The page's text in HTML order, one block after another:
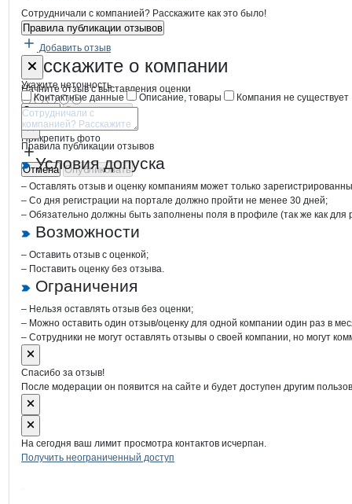
Сотрудничали с компанией? Расскажите как это было!
Правила публикации отзывов
Добавить отзыв
Расскажите о компании
Начните отзыв с выставления оценки
Прикрепить фото
Отмена Опубликовать
Форма обратной связи о
Укажите неточность
Контактные данные
Описание, товары Компания не существует
Отмена Опубликовать
Правила публикации отзывов
Условия допуска
– Оставлять отзыв и оценку компаниям может только
– Со дня регистрации на портале должно пройти не менее 30 дней;
– Обязательно должны быть заполнены поля в профиле (так же как
Возможности
– Оставить отзыв с оценкой;
– Поставить оценку без отзыва.
Ограничения
– Нельзя оставлять отзыв без оценки;
– Можно оставить один отзыв/оценку для одной компании один раз в
– Сотрудники не могут оставлять отзывы о своей компании, но могут
Спасибо за отзыв!
После модерации он появится на сайте и будет доступен другим
На сегодня ваш лимит просмотра контактов исчерпан.
Получить неограниченный доступ